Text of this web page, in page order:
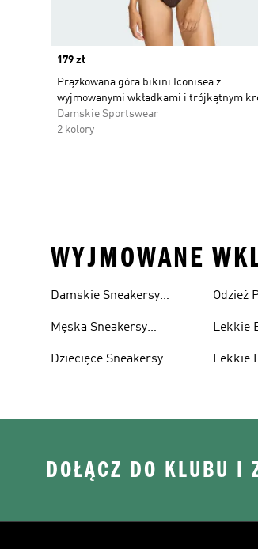
Price
179 zł
Prążkowana góra bikini Iconisea z
wyjmowanymi wkładkami i trójkątnym
Damskie Sportswear
2 kolory
WYJMOWANE
Damskie Sneakersy
Męska Sneakersy
Dziecięce Sneakersy
Odzież
Lekkie
Lekkie
DOŁĄCZ DO KLUBU I